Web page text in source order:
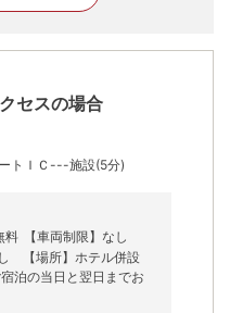
セスの場合
トＩＣ---施設(5分)
料
【車両制限】なし
【場所】ホテル併設
泊の当日と翌日までお